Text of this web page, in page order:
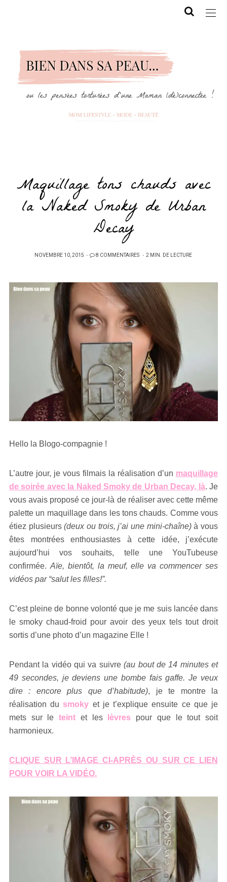
Maquillage tons chauds avec
la Naked Smoky de Urban
Decay
PUBLIÉ
NOVEMBRE 10, 2015 8 COMMENTAIRES 2 MIN. DE LECTURE
Hello la Blogo-compagnie !
L’autre jour, je vous filmais la réalisation d’un maquillage
de soirée avec la Naked Smoky de Urban Decay, là. Je
vous avais proposé ce jour-là de réaliser avec cette même
palette un maquillage dans les tons chauds. Comme vous
étiez plusieurs(deux ou trois, j’ai une mini-chaîne)à vous
êtes montrées enthousiastes à cette idée, j’exécute
aujourd’hui vos souhaits, telle une YouTubeuse
confirmée. Aïe, bientôt, la meuf, elle va commencer ses
vidéos par “salut les filles!”.
C’est pleine de bonne volonté que je me suis lancée dans
le smoky chaud-froid pour avoir des yeux tels tout droit
sortis d’une photo d’un magazine Elle !
Pendant la vidéo qui va suivre(au bout de 14 minutes et
49 secondes, je deviens une bombe fais gaffe. Je veux
dire : encore plus que d’habitude), je te montre la
réalisation du smoky et je t’explique ensuite ce que je
mets sur leteint et les lèvres pour que le tout soit
harmonieux.
CLIQUE SUR L’IMAGE CI-APRÈS OU SUR CE LIEN
POUR VOIR LA VIDÉO.